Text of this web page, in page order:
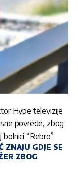
Hype televizije
povrede, zbog
“Rebro”.
ZNAJU GDJE SE
ZBOG